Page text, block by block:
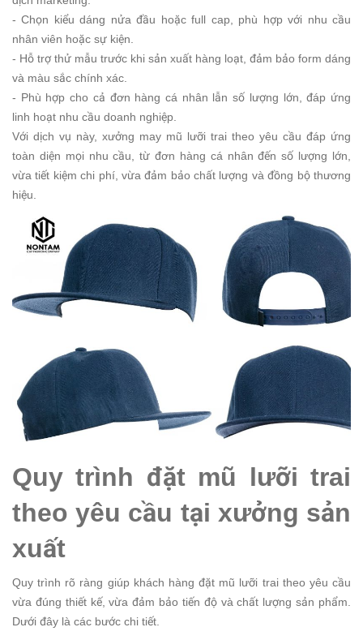
- Chọn kiểu dáng nửa đầu hoặc full cap, phù hợp với nhu cầu
nhân viên hoặc sự kiện.
- Hỗ trợ thử mẫu trước khi sản xuất hàng loạt, đảm bảo form dáng
và màu sắc chính xác.
- Phù hợp cho cả đơn hàng cá nhân lẫn số lượng lớn, đáp ứng
linh hoạt nhu cầu doanh nghiệp.
Với dịch vụ này, xưởng may mũ lưỡi trai theo yêu cầu đáp ứng
toàn diện mọi nhu cầu, từ đơn hàng cá nhân đến số lượng lớn,
vừa tiết kiệm chi phí, vừa đảm bảo chất lượng và đồng bộ thương
hiệu.
Quy trình đặt mũ lưỡi trai
theo yêu cầu tại xưởng sản
xuất
Quy trình rõ ràng giúp khách hàng đặt mũ lưỡi trai theo yêu cầu
vừa đúng thiết kế, vừa đảm bảo tiến độ và chất lượng sản phẩm.
Dưới đây là các bước chi tiết.